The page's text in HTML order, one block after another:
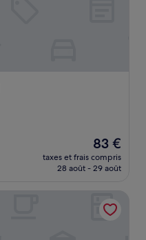
Le
nouveau
prix
de
83 €
83 €
taxes et frais compris
28 août - 29 août